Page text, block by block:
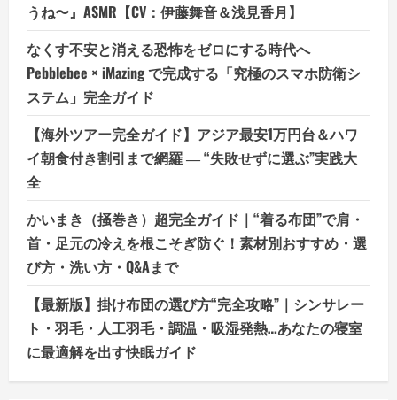
うね〜』ASMR【CV：伊藤舞音＆浅見香月】
なくす不安と消える恐怖をゼロにする時代へ
Pebblebee × iMazing で完成する「究極のスマホ防衛シ
ステム」完全ガイド
【海外ツアー完全ガイド】アジア最安1万円台＆ハワ
イ朝食付き割引まで網羅 ― “失敗せずに選ぶ”実践大
全
かいまき（掻巻き）超完全ガイド｜“着る布団”で肩・
首・足元の冷えを根こそぎ防ぐ！素材別おすすめ・選
び方・洗い方・Q&Aまで
【最新版】掛け布団の選び方“完全攻略”｜シンサレー
ト・羽毛・人工羽毛・調温・吸湿発熱…あなたの寝室
に最適解を出す快眠ガイド